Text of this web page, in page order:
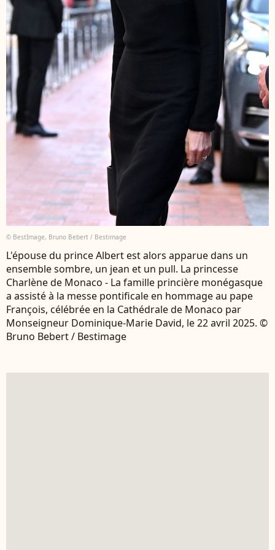
© BestImage, Bruno Bebert / Bestimage
L'épouse du prince Albert est alors apparue dans un
ensemble sombre, un jean et un pull. La princesse
Charlène de Monaco - La famille princière monégasque
a assisté à la messe pontificale en hommage au pape
François, célébrée en la Cathédrale de Monaco par
Monseigneur Dominique-Marie David, le 22 avril 2025. ©
Bruno Bebert / Bestimage